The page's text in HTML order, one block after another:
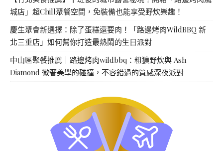
城店」超Chill聚餐空間，免裝備也能享受野炊樂趣！
慶生聚會新選擇：除了蛋糕還要肉！「路邊烤肉WildBBQ 新
北三重店」如何幫你打造最熱鬧的生日派對
中山區聚餐推薦｜路邊烤肉wildbbq：粗獷野炊與 Ash
Diamond 微奢美學的碰撞，不容錯過的質感深夜派對